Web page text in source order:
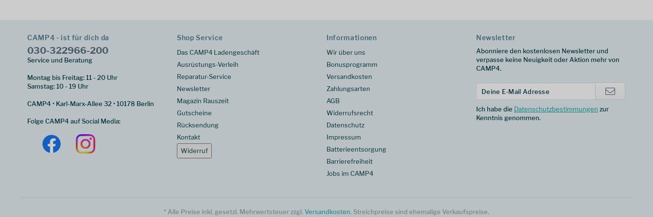
CAMP4 - ist für dich da
030-322966-200
Service und Beratung
Montag bis Freitag: 11 - 20 Uhr
Samstag: 10 - 19 Uhr
CAMP4 • Karl-Marx-Allee 32 • 10178 Berlin
Folge CAMP4 auf Social Media:
Shop Service
Das CAMP4 Ladengeschäft
Ausrüstungs-Verleih
Reparatur-Service
Newsletter
Magazin Rauszeit
Gutscheine
Rücksendung
Kontakt
Widerruf
Informationen
Wir über uns
Bonusprogramm
Versandkosten
Zahlungsarten
AGB
Widerrufsrecht
Datenschutz
Impressum
Batterieentsorgung
Barrierefreiheit
Jobs im CAMP4
Newsletter
Abonniere den kostenlosen Newsletter und
verpasse keine Neuigkeit oder Aktion mehr von
CAMP4.
Ich habe die Datenschutzbestimmungen zur
Kenntnis genommen.
* Alle Preise inkl. gesetzl. Mehrwertsteuer zzgl. Versandkosten. Streichpreise sind ehemalige Verkaufspreise.